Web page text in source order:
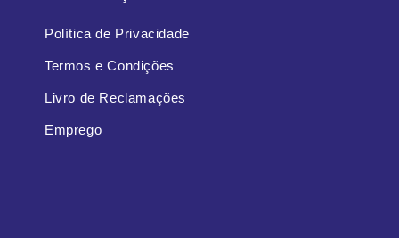
Política de Privacidade
Termos e Condições
Livro de Reclamações
Emprego